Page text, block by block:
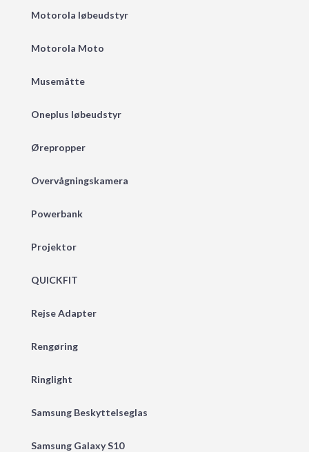
Motorola løbeudstyr
Motorola Moto
Musemåtte
Oneplus løbeudstyr
Ørepropper
Overvågningskamera
Powerbank
Projektor
QUICKFIT
Rejse Adapter
Rengøring
Ringlight
Samsung Beskyttelseglas
Samsung Galaxy S10